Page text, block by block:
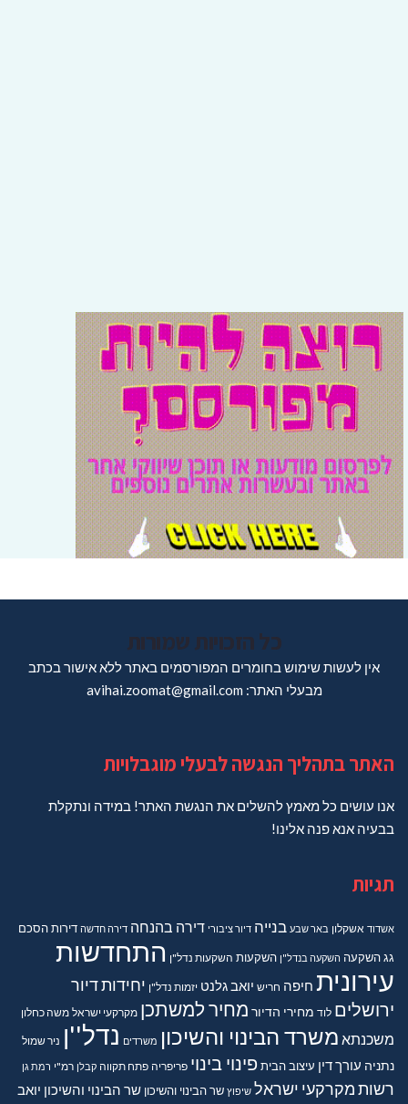
כל הזכויות שמורות
אין לעשות שימוש בחומרים המפורסמים באתר ללא אישור בכתב
מבעלי האתר: avihai.zoomat@gmail.com
האתר בתהליך הנגשה לבעלי מוגבלויות
אנו עושים כל מאמץ להשלים את הנגשת האתר! במידה ונתקלת
בבעיה אנא פנה אלינו!
תגיות
אשדוד אשקלון באר שבע בנייה דיור ציבורי דירה בהנחה דירה חדשה דירותהסכם
גגהשקעה השקעה בנדל"ן השקעות השקעות נדל"ן התחדשות
עירונית חיפה חריש יואב גלנט יזמות נדל"ן יחידות דיור
ירושלים לוד מחירי הדיור מחיר למשתכן מקרקעי ישראל משה כחלון
משכנתא משרד הבינוי והשיכון משרדים נדל''ן ניר שמול
נתניה עורך דין עיצוב הבית פינוי בינוי פריפריה פתח תקווה קבלן רמ"י רמת גן
רשות מקרקעי ישראל שיפוץ שר הבינוי והשיכון שר הבינוי והשיכון יואב